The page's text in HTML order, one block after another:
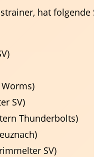
hat
SV)
Thunderbolts)
SV)